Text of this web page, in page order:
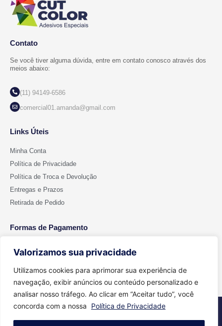
Valorizamos sua privacidade
Utilizamos cookies para aprimorar sua experiência de
navegação, exibir anúncios ou conteúdo personalizado e
analisar nosso tráfego. Ao clicar em “Aceitar tudo”, você
concorda com a nossa
Política de Privacidade
Contato
Se você tiver alguma dúvida, entre em contato conosco através dos
meios abaixo:
(11) 94149-6586
comercial01.amanda@gmail.com
Links Úteis
Minha Conta
Política de Privacidade
Política de Troca e Devolução
Entregas e Prazos
Retirada de Pedido
Formas de Pagamento
2026 © Todos os direitos reservados - Cut Color | CNPJ 15.699.612/0001-